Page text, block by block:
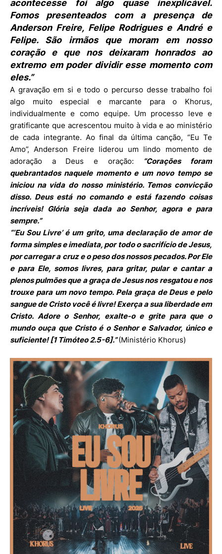
acontecesse foi algo quase inexplicável.
Fomos presenteados com a presença de
Anderson Freire, Felipe Rodrigues e André e
Felipe. São irmãos que moram em nosso
coração e que nos deixaram honrados ao
extremo em poder dividir esse momento com
eles.”
A gravação em si e todo o percurso desse trabalho foi
algo muito especial e marcante para o Khorus,
individualmente e como equipe. Um processo leve e
gratificante que acrescentou muito à vida e ao ministério
de cada integrante. Ao final da última canção, “Eu Te
Amo”, Anderson Freire liderou um lindo momento de
adoração a Deus e oração: “Corações foram
quebrantados naquele momento e um novo tempo se
iniciou na vida do nosso ministério. Temos convicção
disso. Deus está no comando e está fazendo coisas
incríveis! Glória seja dada ao Senhor, agora e para
sempre.”
“‘Eu Sou Livre’ é um grito, uma declaração de amor de
forma simples e imediata, por todo o sacrifício de Jesus,
por carregar a cruz e o peso dos nossos pecados. Por Ele
e para Ele, somos livres, para gritar, pular e cantar a
plenos pulmões que a graça de Jesus nos resgatou e nos
trouxe para um novo tempo. Pela graça de Deus e pelo
sangue de Cristo você é livre! Exerça a sua liberdade em
Cristo. Adore o Senhor, exalte-o e grite para que o
mundo ouça que Cristo é o Senhor e Salvador, único e
suficiente! [1 Timóteo 2.5-6].”(Ministério Khorus)